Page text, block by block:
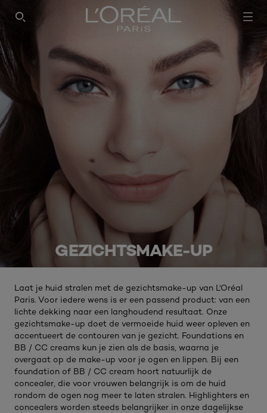
SEARCH THIS SITE
GEZICHTSMAKE-UP
Laat je huid stralen met de gezichtsmake-up van L'Oréal
Paris. Voor iedere wens is er een passend product: van een
lichte dekking naar een langhoudend resultaat. Onze
gezichtsmake-up doet de vermoeide huid weer opleven en
accentueert de contouren van je gezicht. Foundations en
BB / CC creams kun je zien als de basis, waarna je
overgaat op de make-up voor je ogen en lippen. Bij een
foundation of BB / CC cream hoort natuurlijk de
concealer, die voor vrouwen belangrijk is om de huid
rondom de ogen nog meer te laten stralen. Highlighters en
concealers worden steeds belangrijker in onze dagelijkse